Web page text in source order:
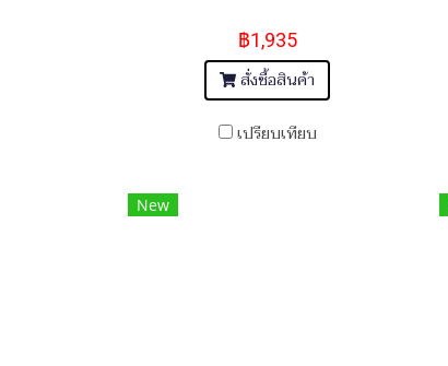
฿1,935
สั่งซื้อสินค้า
เปรียบเทียบ
New